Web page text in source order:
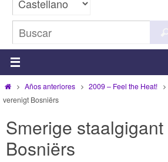
InicioAños anteriores 2009 – Feel the Heat!
verenigt Bosniërs
Smerige
Bosniërs